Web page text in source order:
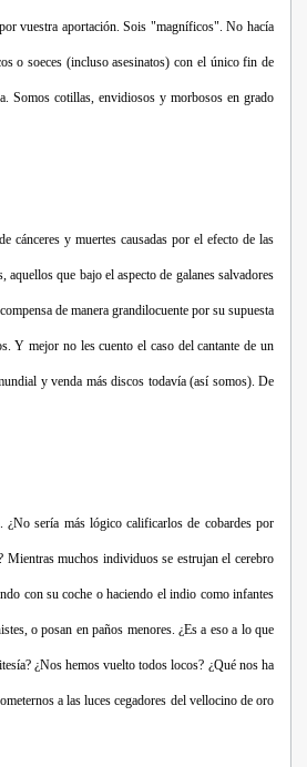
vuestra aportación. Sois "magníficos". No hacía
o soeces (incluso asesinatos) con el único fin de
Somos cotillas, envidiosos y morbosos en grado
cánceres y muertes causadas por el efecto de las
que bajo el aspecto de galanes salvadores
de manera grandilocuente por su supuesta
Y mejor no les cuento el caso del cantante de un
y venda más discos todavía (así somos). De
sería más lógico calificarlos de cobardes por
Mientras muchos individuos se estrujan el cerebro
con su coche o haciendo el indio como infantes
o posan en paños menores. ¿Es a eso a lo que
¿Nos hemos vuelto todos locos? ¿Qué nos ha
a las luces cegadores del vellocino de oro